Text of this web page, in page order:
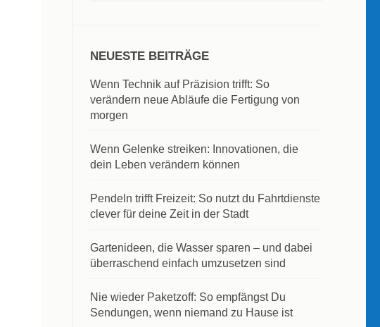
NEUESTE BEITRÄGE
Wenn Technik auf Präzision trifft: So
verändern neue Abläufe die Fertigung von
morgen
Wenn Gelenke streiken: Innovationen, die
dein Leben verändern können
Pendeln trifft Freizeit: So nutzt du Fahrtdienste
clever für deine Zeit in der Stadt
Gartenideen, die Wasser sparen – und dabei
überraschend einfach umzusetzen sind
Nie wieder Paketzoff: So empfängst Du
Sendungen, wenn niemand zu Hause ist